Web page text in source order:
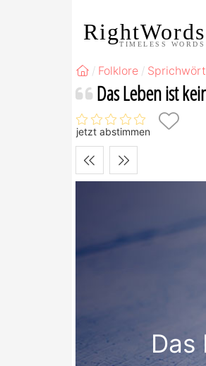
RightWords
TIMELESS WORDS
Folklore
Das Leben ist
jetzt abstimmen
Das